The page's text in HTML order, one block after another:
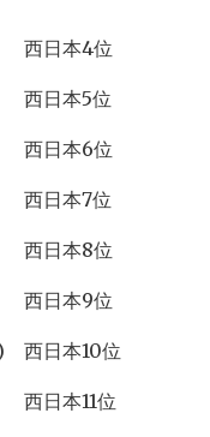
西日本4位
西日本5位
西日本6位
西日本7位
西日本8位
西日本9位
西日本10位
西日本11位